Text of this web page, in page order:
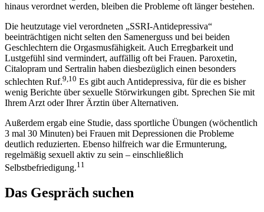
hinaus verordnet werden, bleiben die Probleme oft länger bestehen.
Die heutzutage viel verordneten „SSRI-Antidepressiva“
beeinträchtigen nicht selten den Samenerguss und bei beiden
Geschlechtern die Orgasmusfähigkeit. Auch Erregbarkeit und
Lustgefühl sind vermindert, auffällig oft bei Frauen. Paroxetin,
Citalopram und Sertralin haben diesbezüglich einen besonders
schlechten Ruf.9,10 Es gibt auch Antidepressiva, für die es bisher
wenig Berichte über sexuelle Störwirkungen gibt. Sprechen Sie mit
Ihrem Arzt oder Ihrer Ärztin über Alternativen.
Außerdem ergab eine Studie, dass sportliche Übungen (wöchentlich
3 mal 30 Minuten) bei Frauen mit Depressionen die Probleme
deutlich reduzierten. Ebenso hilfreich war die Ermunterung,
regelmäßig sexuell aktiv zu sein – einschließlich
Selbstbefriedigung.11
Das Gespräch suchen